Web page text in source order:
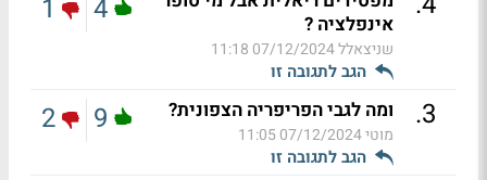
אינפלציה ?
שניצאלל07/12/2024 11:18
הגב לתגובה זו
4
1
3
. ומה לגבי הפריפריה הצפונית?
מוטי07/12/2024 11:05
הגב לתגובה זו
9
2